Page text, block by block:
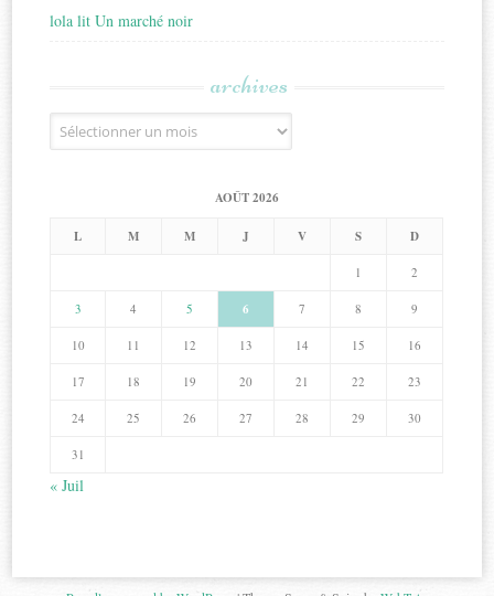
lola lit Un marché noir
archives
Archives
AOÛT 2026
L M M J V S D
1 2
3 4 5 6 7 8 9
10 11 12 13 14 15 16
17 18 19 20 21 22 23
24 25 26 27 28 29 30
31
« Juil